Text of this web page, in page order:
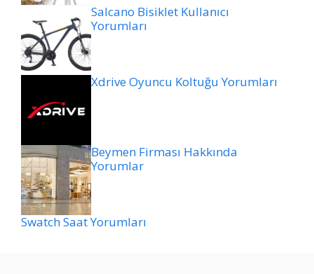
Salcano Bisiklet Kullanıcı
Yorumları
Xdrive Oyuncu Koltuğu Yorumları
Beymen Firması Hakkında
Yorumlar
Swatch Saat Yorumları